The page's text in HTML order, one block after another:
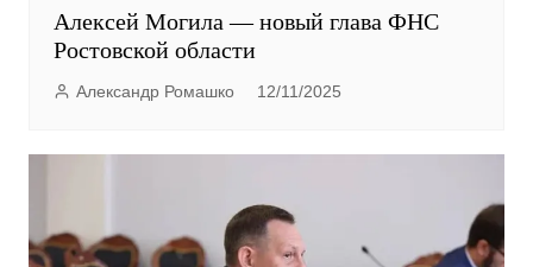
Алексей Могила — новый глава ФНС
Ростовской области
Александр Ромашко 12/11/2025